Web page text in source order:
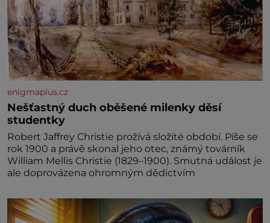
enigmaplus.cz
Nešťastný duch oběšené milenky děsí
studentky
Robert Jaffrey Christie prožívá složité období. Píše se
rok 1900 a právě skonal jeho otec, známý továrník
William Mellis Christie (1829–1900). Smutná událost je
ale doprovázena ohromným dědictvím